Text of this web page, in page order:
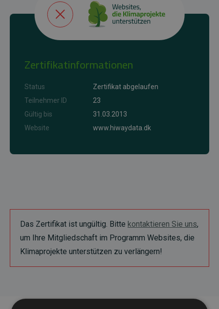
Zertifikatinformationen
Status
Zertifikat abgelaufen
Teilnehmer ID
23
Gültig bis
31.03.2013
Website
www.hiwaydata.dk
Das Zertifikat ist ungültig. Bitte kontaktieren Sie uns,
um Ihre Mitgliedschaft im Programm Websites, die
Klimaprojekte unterstützen zu verlängern!